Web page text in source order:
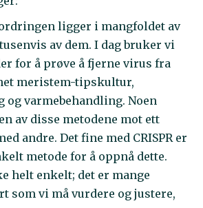
ligger i mangfoldet av
av dem. I dag bruker vi
for å prøve å fjerne virus fra
meristem-tipskultur,
varmebehandling. Noen
av disse metodene mot ett
andre. Det fine med CRISPR er
metode for å oppnå dette.
helt enkelt; det er mange
som vi må vurdere og justere,